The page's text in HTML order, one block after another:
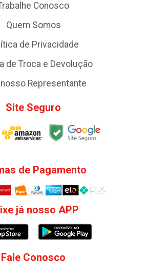
Conosco
Quem Somos
de Privacidade
de Troca e Devolução
Representante
Site Seguro
de Pagamento
já nosso APP
Fale Conosco